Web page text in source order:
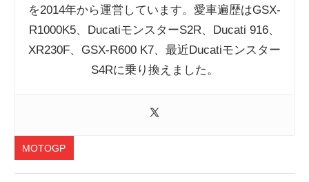
を2014年から運営しています。愛車遍歴はGSX-
R1000K5、DucatiモンスターS2R、Ducati 916、
XR230F、GSX-R600 K7、最近Ducatiモンスター
S4Rに乗り換えました。
MOTOGP